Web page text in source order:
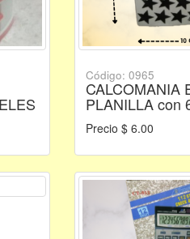
Código: 0965
CALCOMANIA
PLANILLA con
Precio $ 6.00